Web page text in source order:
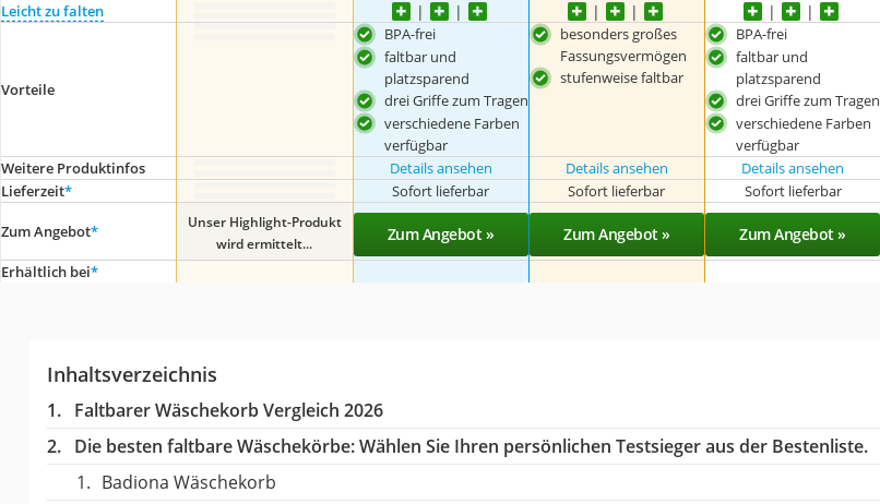
Leicht zu falten
Vorteile
BPA-frei
faltbar und
platzsparend
drei Griffe zum Tragen
verschiedene Farben
verfügbar
besonders großes
Fassungsvermögen
stufenweise faltbar
BPA-frei
faltbar und
platzsparend
drei Griffe zum Tragen
verschiedene Farben
verfügbar
Weitere Produktinfos Details ansehen Details ansehen Details ansehen
Lieferzeit* Sofort lieferbar Sofort lieferbar Sofort lieferbar
Zum Angebot*
Unser Highlight-Produkt
wird ermittelt...
Zum Angebot » Zum Angebot » Zum Angebot »
Erhältlich bei*
Inhaltsverzeichnis
Faltbarer Wäschekorb Vergleich 2026
Die besten faltbare Wäschekörbe:Wählen Sie Ihren persönlichen Testsieger aus der Bestenliste.
Badiona Wäschekorb